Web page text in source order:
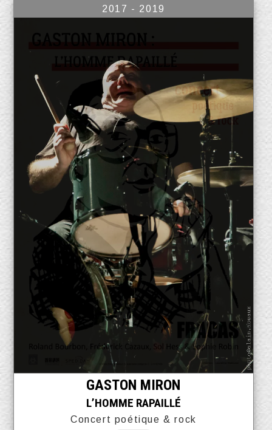
2017 - 2019
GASTON MIRON
L’HOMME RAPAILLÉ
Concert poétique & rock